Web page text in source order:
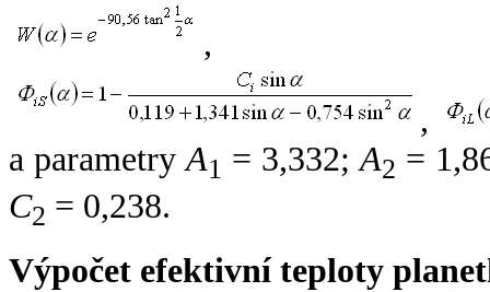
,
,
a parametryA1 = 3,332;A2 =
C2 = 0,238.
Výpočet efektivní teploty